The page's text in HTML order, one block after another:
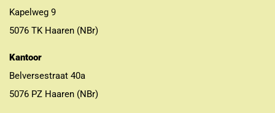
Kapelweg 9
5076 TK Haaren (NBr)
Kantoor
Belversestraat 40a
5076 PZ Haaren (NBr)